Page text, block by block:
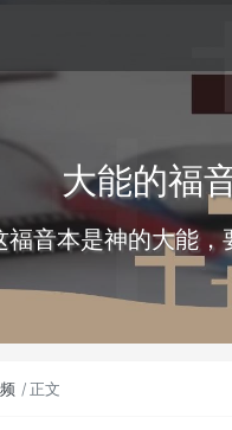
大能的福
福音本是神的大能
正文